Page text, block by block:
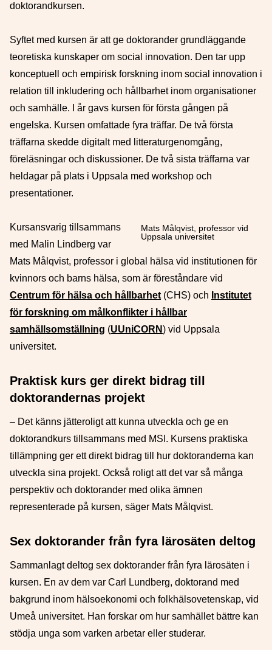
doktorandkursen.
Syftet med kursen är att ge doktorander grundläggande
teoretiska kunskaper om social innovation. Den tar upp
konceptuell och empirisk forskning inom social innovation i
relation till inkludering och hållbarhet inom organisationer
och samhälle. I år gavs kursen för första gången på
engelska. Kursen omfattade fyra träffar. De två första
träffarna skedde digitalt med litteraturgenomgång,
föreläsningar och diskussioner. De två sista träffarna var
heldagar på plats i Uppsala med workshop och
presentationer.
Mats Målqvist, professor vid
Uppsala universitet
Kursansvarig tillsammans
med Malin Lindberg var
Mats Målqvist, professor i global hälsa vid institutionen för
kvinnors och barns hälsa, som är föreståndare vid
Centrum för hälsa och hållbarhet (CHS) och Institutet
för forskning om målkonflikter i hållbar
samhällsomställning (UUniCORN) vid Uppsala
universitet.
Praktisk kurs ger direkt bidrag till
doktorandernas projekt
– Det känns jätteroligt att kunna utveckla och ge en
doktorandkurs tillsammans med MSI. Kursens praktiska
tillämpning ger ett direkt bidrag till hur doktoranderna kan
utveckla sina projekt. Också roligt att det var så många
perspektiv och doktorander med olika ämnen
representerade på kursen, säger Mats Målqvist.
Sex doktorander från fyra lärosäten deltog
Sammanlagt deltog sex doktorander från fyra lärosäten i
kursen. En av dem var Carl Lundberg, doktorand med
bakgrund inom hälsoekonomi och folkhälsovetenskap, vid
Umeå universitet. Han forskar om hur samhället bättre kan
stödja unga som varken arbetar eller studerar.